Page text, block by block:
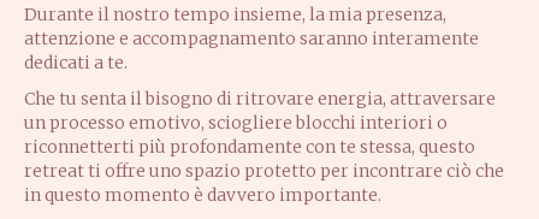
Durante il nostro tempo insieme, la mia presenza,
attenzione e accompagnamento saranno interamente
dedicati a te.
Che tu senta il bisogno di ritrovare energia, attraversare
un processo emotivo, sciogliere blocchi interiori o
riconnetterti più profondamente con te stessa, questo
retreat ti offre uno spazio protetto per incontrare ciò che
in questo momento è davvero importante.